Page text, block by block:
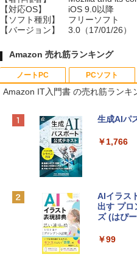
【対応OS】
iOS 9.0以降
【ソフト種別】
フリーソフト
【バージョン】
3.0（17/01/26）
Amazon 売れ筋ランキング
ノートPC
Apple
e
￥137,800
tomtoc
PCソフト
Xbox プ
ンライン
Robloxギ
定バーチ
インゲー
Amazon IT入門書 の売れ筋ランキ
生成AIパ
￥1,766
AIイラス
出す プロ
ズ (はぴ
￥99